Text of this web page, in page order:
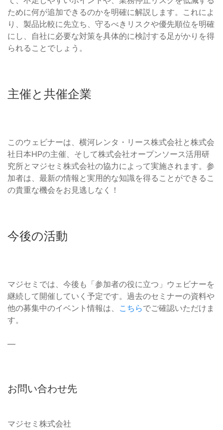
ために何が追加できるのかを明確に解説します。これによ
り、製品比較に先立ち、守るべきリスクや優先順位を明確
にし、自社に必要な対策を具体的に検討する足がかりを得
られることでしょう。
主催と共催企業
このウェビナーは、横河レンタ・リース株式会社と株式会
社日本HPの主催、そして株式会社オープンソース活用研
究所とマジセミ株式会社の協力によって実施されます。参
加者は、最新の情報と実用的な知識を得ることができるこ
の貴重な機会をお見逃しなく！
今後の活動
マジセミでは、今後も「参加者の役に立つ」ウェビナーを
継続して開催していく予定です。過去のセミナーの資料や
他の募集中のイベント情報は、 こちらでご確認いただけま
す。
—
お問い合わせ先
マジセミ株式会社